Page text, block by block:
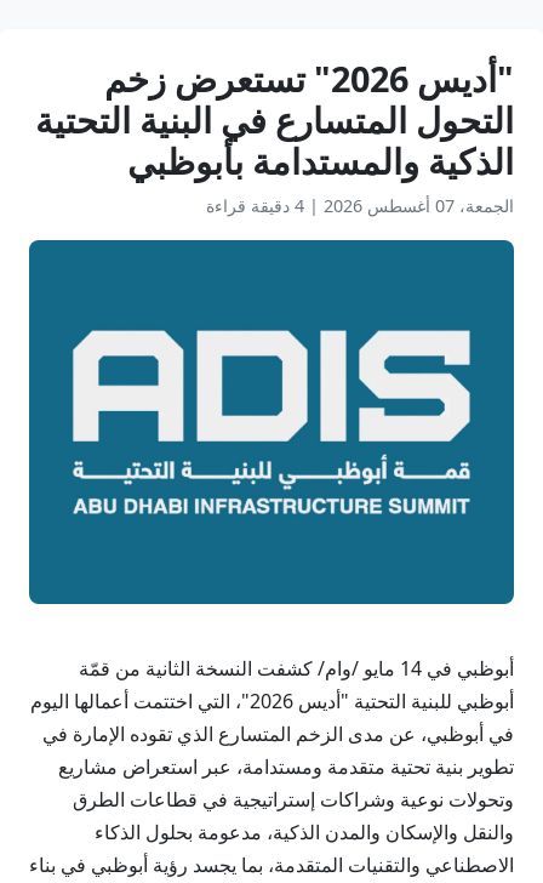
"أديس 2026" تستعرض زخم
التحول المتسارع في البنية التحتية
الذكية والمستدامة بأبوظبي
الجمعة، 07 أغسطس 2026 | 4 دقيقة قراءة
أبوظبي في 14 مايو /وام/ كشفت النسخة الثانية من قمّة
أبوظبي للبنية التحتية "أديس 2026"، التي اختتمت أعمالها اليوم
في أبوظبي، عن مدى الزخم المتسارع الذي تقوده الإمارة في
تطوير بنية تحتية متقدمة ومستدامة، عبر استعراض مشاريع
وتحولات نوعية وشراكات إستراتيجية في قطاعات الطرق
والنقل والإسكان والمدن الذكية، مدعومة بحلول الذكاء
الاصطناعي والتقنيات المتقدمة، بما يجسد رؤية أبوظبي في بناء